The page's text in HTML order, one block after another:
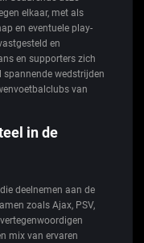
elkaar, met als
en eventuele play-
en
en supporters zich
spannende wedstrijden
van
in de
deelnemen aan de
zoals Ajax, PSV,
mix van ervaren